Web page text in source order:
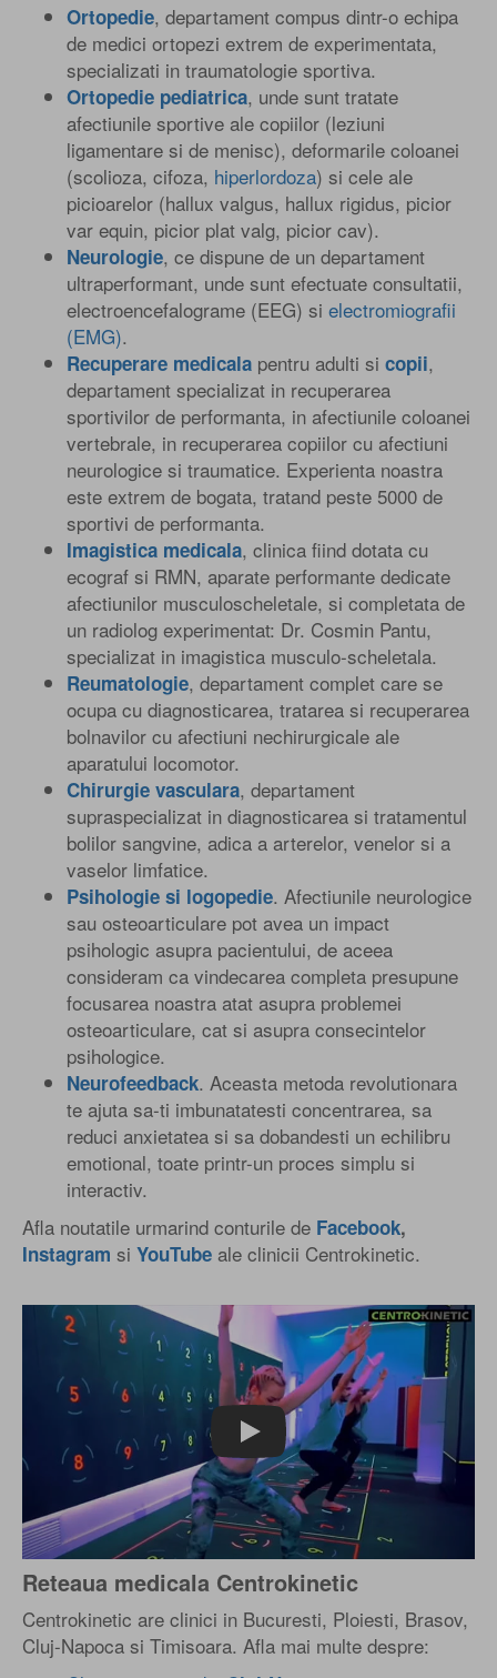
Ortopedie, departament compus dintr-o echipa
de medici ortopezi extrem de experimentata,
specializati in traumatologie sportiva.
Ortopedie pediatrica, unde sunt tratate
afectiunile sportive ale copiilor (leziuni
ligamentare si de menisc), deformarile coloanei
(scolioza, cifoza, hiperlordoza) si cele ale
picioarelor (hallux valgus, hallux rigidus, picior
var equin, picior plat valg, picior cav).
Neurologie, ce dispune de un departament
ultraperformant, unde sunt efectuate consultatii,
electroencefalograme (EEG) si electromiografii
(EMG).
Recuperare medicala pentru adulti si copii,
departament specializat in recuperarea
sportivilor de performanta, in afectiunile coloanei
vertebrale, in recuperarea copiilor cu afectiuni
neurologice si traumatice. Experienta noastra
este extrem de bogata, tratand peste 5000 de
sportivi de performanta.
Imagistica medicala, clinica fiind dotata cu
ecograf si RMN, aparate performante dedicate
afectiunilor musculoscheletale, si completata de
un radiolog experimentat: Dr. Cosmin Pantu,
specializat in imagistica musculo-scheletala.
Reumatologie, departament complet care se
ocupa cu diagnosticarea, tratarea si recuperarea
bolnavilor cu afectiuni nechirurgicale ale
aparatului locomotor.
Chirurgie vasculara, departament
supraspecializat in diagnosticarea si tratamentul
bolilor sangvine, adica a arterelor, venelor si a
vaselor limfatice.
Psihologie si logopedie. Afectiunile neurologice
sau osteoarticulare pot avea un impact
psihologic asupra pacientului, de aceea
consideram ca vindecarea completa presupune
focusarea noastra atat asupra problemei
osteoarticulare, cat si asupra consecintelor
psihologice.
Neurofeedback. Aceasta metoda revolutionara
te ajuta sa-ti imbunatatesti concentrarea, sa
reduci anxietatea si sa dobandesti un echilibru
emotional, toate printr-un proces simplu si
interactiv.
Afla noutatile urmarind conturile de Facebook,
Instagram si YouTube ale clinicii Centrokinetic.
Play
Reteaua medicala Centrokinetic
Centrokinetic are clinici in Bucuresti, Ploiesti, Brasov,
Cluj-Napoca si Timisoara. Afla mai multe despre: